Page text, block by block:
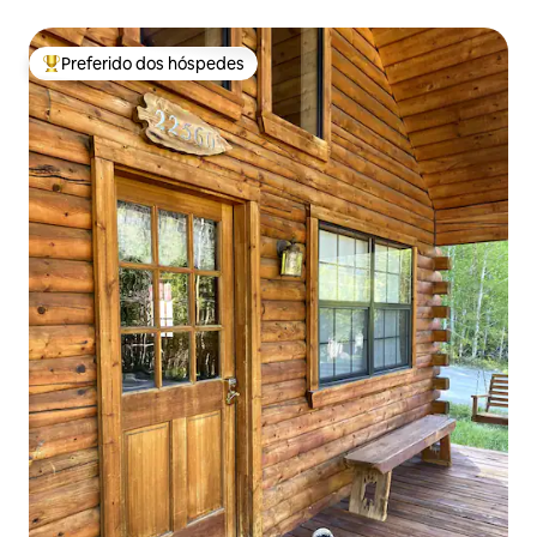
Entre os melhores preferidos dos hóspedes
Preferido dos hóspedes